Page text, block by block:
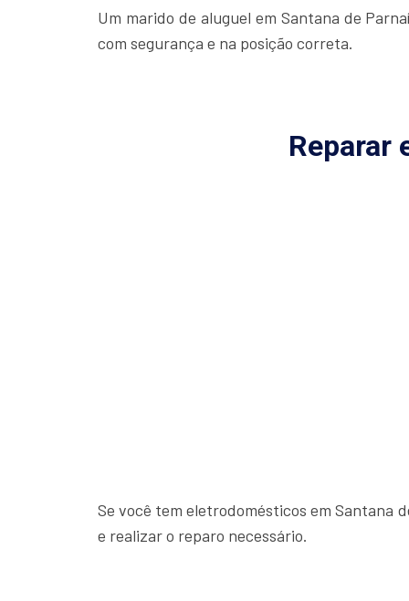
Um marido de aluguel em Santana de
com segurança e na posição correta.
Reparar
Se você tem eletrodomésticos em Santana
e realizar o reparo necessário.